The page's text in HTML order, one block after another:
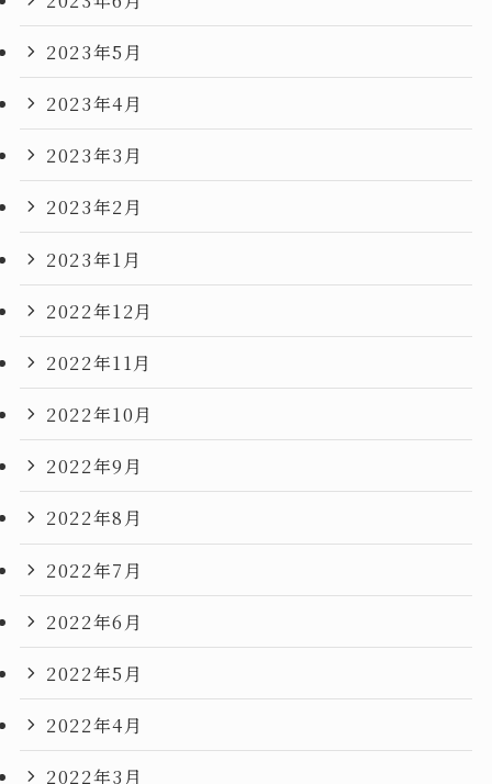
2023年5月
2023年4月
2023年3月
2023年2月
2023年1月
2022年12月
2022年11月
2022年10月
2022年9月
2022年8月
2022年7月
2022年6月
2022年5月
2022年4月
2022年3月